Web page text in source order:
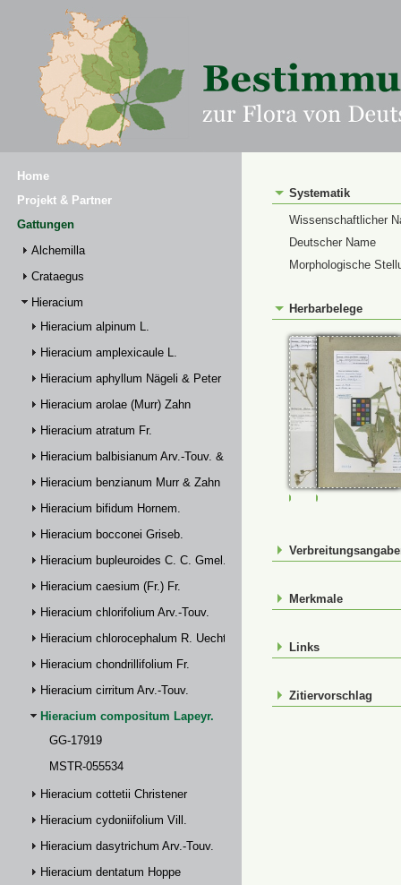
Home
Projekt & Partner
Gattungen
Alchemilla
Crataegus
Hieracium
Hieracium alpinum L.
Hieracium amplexicaule L.
Hieracium aphyllum Nägeli & Peter
Hieracium arolae (Murr) Zahn
Hieracium atratum Fr.
Hieracium balbisianum Arv.-Touv. & Briq.
Hieracium benzianum Murr & Zahn
Hieracium bifidum Hornem.
Hieracium bocconei Griseb.
Hieracium bupleuroides C. C. Gmel.
Hieracium caesium (Fr.) Fr.
Hieracium chlorifolium Arv.-Touv.
Hieracium chlorocephalum R. Uechtr.
Hieracium chondrillifolium Fr.
Hieracium cirritum Arv.-Touv.
Hieracium compositum Lapeyr.
GG-17919
MSTR-055534
Hieracium cottetii Christener
Hieracium cydoniifolium Vill.
Hieracium dasytrichum Arv.-Touv.
Hieracium dentatum Hoppe
Systematik
Wissenschaftlicher
Deutscher Name
Morphologische
Herbarbelege
GG-17919
Merkmale
Links
Zitiervorschlag